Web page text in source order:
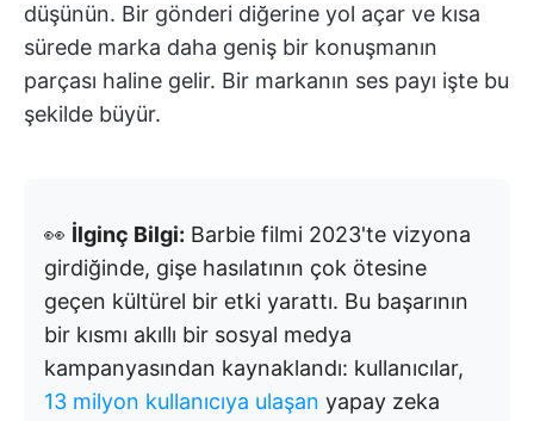
düşünün. Bir gönderi diğerine yol açar ve kısa
sürede marka daha geniş bir konuşmanın
parçası haline gelir. Bir markanın ses payı işte bu
şekilde büyür.
👀 İlginç Bilgi: Barbie filmi 2023'te vizyona
girdiğinde, gişe hasılatının çok ötesine
geçen kültürel bir etki yarattı. Bu başarının
bir kısmı akıllı bir sosyal medya
kampanyasından kaynaklandı: kullanıcılar,
13 milyon kullanıcıya ulaşan yapay zeka